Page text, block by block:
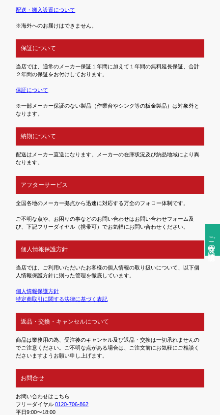
ご注文前の確認事項
配送・搬入設置について
※海外へのお届けはできません。
保証について
当店では、通常のメーカー保証１年間に加えて１年間の無料延長保証、合計
２年間の保証をお付けしております。
保証について
※一部メーカー保証のない製品（作業台やシンク等の板金製品）は対象外と
なります。
納期について
配送はメーカー直送になります。メーカーの在庫状況及び納品地域により異
なります。
アフターサービス
全国各地のメーカー拠点から迅速に対応する万全のフォロー体制です。
ご不明な点や、お困りの事などのお問い合わせはお問い合わせフォーム及
び、下記フリーダイヤル（携帯可）でお気軽にお問い合わせください。
個人情報保護方針
当店では、ご利用いただいたお客様の個人情報の取り扱いについて、以下個
人情報保護方針に則った管理を徹底しています。
個人情報保護方針
特定商取引に関する法律に基づく表記
返品・交換・キャンセルについて
商品は業務用の為、受注後のキャンセル及び返品・交換は一切承れませんの
でご注意ください。ご不明な点がある場合は、ご注文前にお気軽にご相談く
ださいますようお願い申し上げます。
お問合せ
お問い合わせはこちら
フリーダイヤル0120-706-862
平日9:00〜18:00